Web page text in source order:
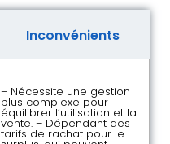
Inconvénients
– Nécessite une gestion
plus complexe pour
équilibrer l’utilisation et la
vente. – Dépendant des
tarifs de rachat pour le